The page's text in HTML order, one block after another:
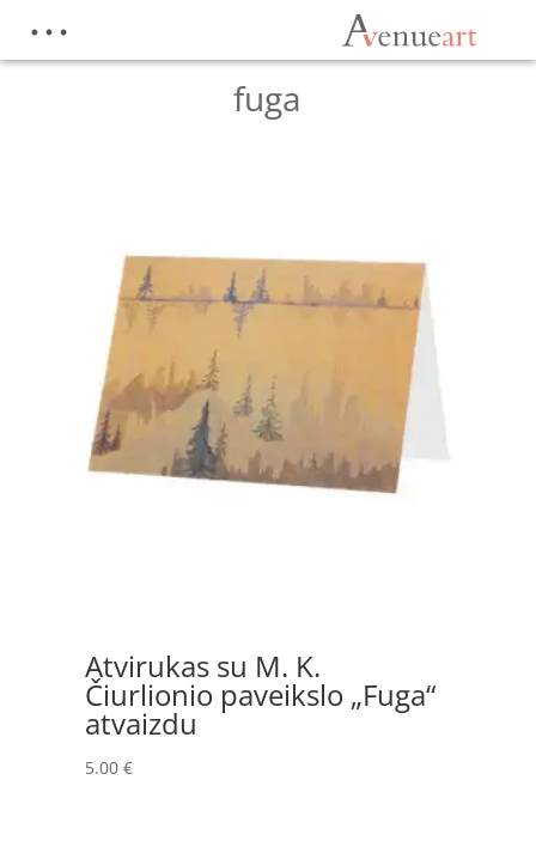
Pradžia Produktai su žymomis “fuga”
fuga
Atvirukas su M. K.
Čiurlionio paveikslo „Fuga“
atvaizdu
5.00 €